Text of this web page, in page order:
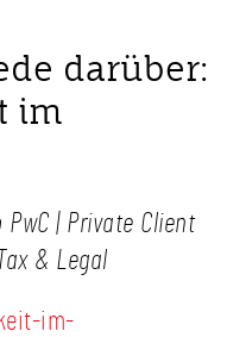
darüber:
im
| Private Client
& Legal
im-